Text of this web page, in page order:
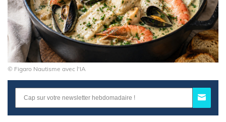
© Figaro Nautisme avec l'IA